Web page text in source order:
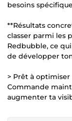
besoins
**Résultats
classer parmi les
Redbubble, ce
de développer
> Prêt à
Commande
augmenter ta